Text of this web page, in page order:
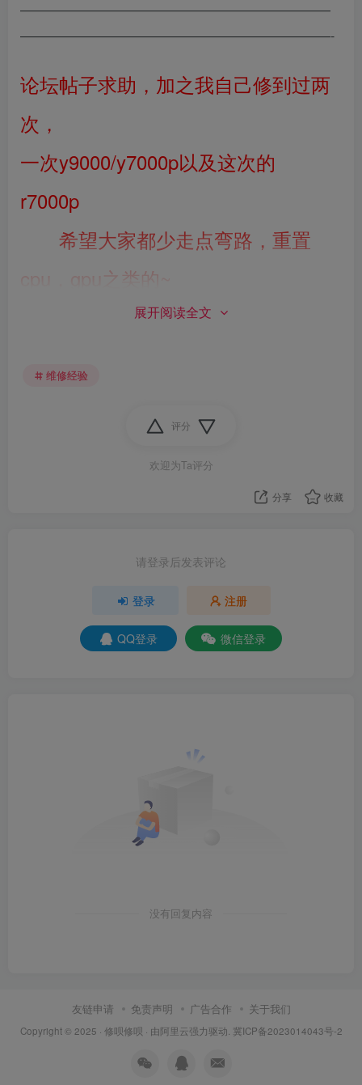
————————————————————————
————————————————————————-
论坛帖子求助， 加之我自己修到过两
次，
一次y9000/y7000p以及这次的
r7000p
希望大家都少走点弯路，重置
cpu，gpu之类的~
求助帖子如下：R7 5800H 的cpu 板号NM-
bios也是掉电 ，3060显卡 AMD的U 重植U 换过U故障
展开阅读全文
维修经验
评分
欢迎为Ta评分
分享 收藏
请登录后发表评论
登录 注册
QQ登录 微信登录
没有回复内容
友链申请 免责声明 广告合作 关于我们
Copyright © 2025 · 修呗修呗 · 由阿里云强力驱动. 冀ICP备2023014043号-2